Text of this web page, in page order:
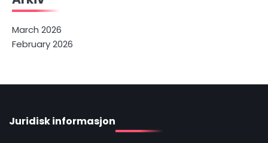
March 2026
February 2026
Juridisk informasjon